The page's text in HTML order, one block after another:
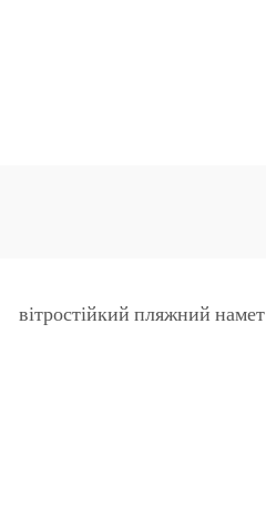
вітростійкий пляжний намет